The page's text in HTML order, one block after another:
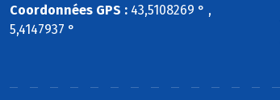
Coordonnées GPS : 43,5108269 ° ,
5,4147937 °